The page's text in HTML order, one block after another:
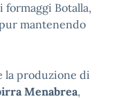
Botalla,
mantenendo
la produzione di
Menabrea,